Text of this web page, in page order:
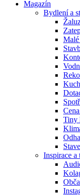
Magazín
Bydlení a
Tiny
Inspirace a